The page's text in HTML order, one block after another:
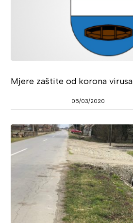
Mjere zaštite od korona virusa
05/03/2020